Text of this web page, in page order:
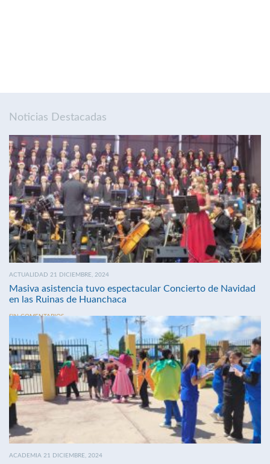
Noticias Destacadas
ACTUALIDAD 21 DICIEMBRE, 2024
Masiva asistencia tuvo espectacular Concierto de Navidad
en las Ruinas de Huanchaca
SIN COMENTARIOS
ACADEMIA 21 DICIEMBRE, 2024